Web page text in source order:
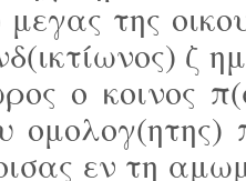
μεγας της
ζ
ο κοινος
ομολογ(ητης)
εν τη